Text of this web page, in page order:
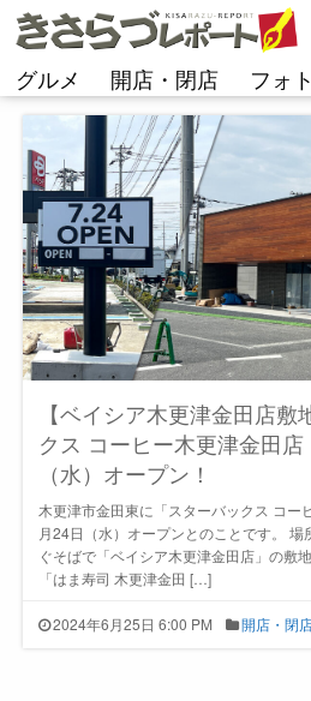
コ
ン
ン
グルメ 開店・閉店 フォト
【ベイシア木更津金田店
クス コーヒー木更津金田
（水）オープン！
木更津市金田東に「スターバックス コー
月24日（水）オープンとのことです。
ぐそばで「ベイシア木更津金田店」の敷
「はま寿司 木更津金田 […]
2024年6月25日 6:00 PM 開店・閉